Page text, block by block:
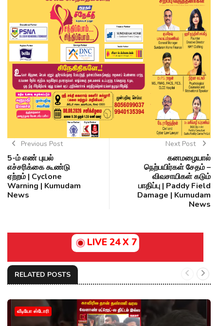
Previous Post
5-ம் எண் புயல்
எச்சரிக்கை கூண்டு
ஏற்றம் | Cyclone
Warning | Kumudam
News
Next Post
கனமழையால்
நெற்பயிர்கள் சேதம் –
விவசாயிகள் கடும்
பாதிப்பு | Paddy Field
Damage | Kumudam
News
LIVE 24 X 7
RELATED POSTS
வீடியோ ஸ்டோரி